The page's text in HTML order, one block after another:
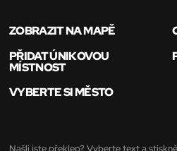
ZOBRAZIT NA MAPĚ
PŘIDAT ÚNIKOVOU
MÍSTNOST
VYBERTE SI MĚSTO